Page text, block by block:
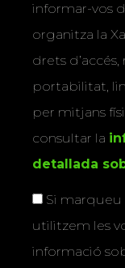
informar-vos
organitza la
drets
portabilitat,
per mitjans
consultar la
detallada
Si marqueu
utilitzem les
informació